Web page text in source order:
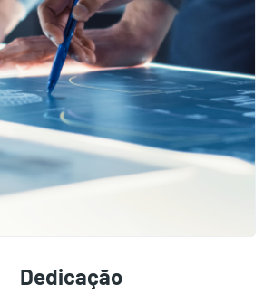
Dedicação